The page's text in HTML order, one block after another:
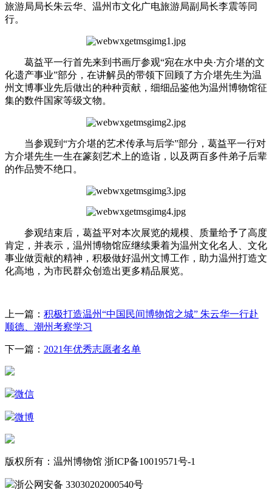
旅游局局长朱云华、温州市文化广电旅游局副局长李震等同
行。
葛益平一行首先来到书画厅参观“宛在水中央·方介堪的文
化遗产事业”部分，在讲解员的带领下回顾了方介堪先生为温
州文博事业先后做出的种种贡献，细细品鉴他为温州博物馆征
集的数件国家等级文物。
当参观到“方介堪的艺术传承与后学”部分，葛益平一行对
方介堪先生一生在篆刻艺术上的造诣，以及两百多件弟子后辈
的作品赞不绝口。
参观结束后，葛益平对本次展览的规模、质量给予了高度
肯定，并表示，温州博物馆应继续秉着为温州文化名人、文化
事业做贡献的精神，积极做好温州文博工作，助力温州打造文
化高地，为市民群众创造出更多精品展览。
上一篇： 积极打造温州“中国民间博物馆之城” 朱云华一行赴
顺德、潮州考察学习
下一篇： 2021年优秀志愿者名单
微信
微博
版权所有：温州博物馆 浙ICP备10019571号-1
浙公网安备 33030202000540号